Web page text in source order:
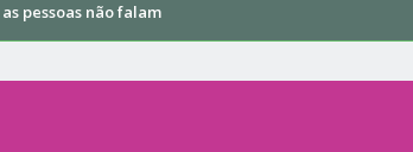
pessoas não falam